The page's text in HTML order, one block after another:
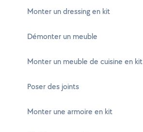
Monter un dressing en kit
Démonter un meuble
Monter un meuble de cuisine en kit
Poser des joints
Monter une armoire en kit